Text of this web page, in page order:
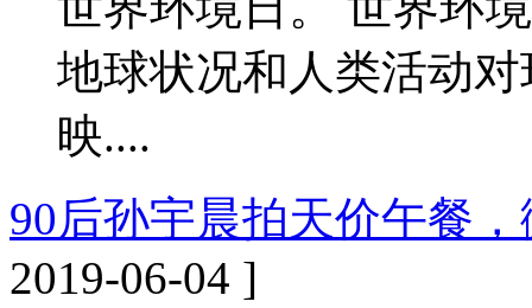
地球状况和人类活动
映....
90后孙宇晨拍天价午餐
2019-06-04 ]